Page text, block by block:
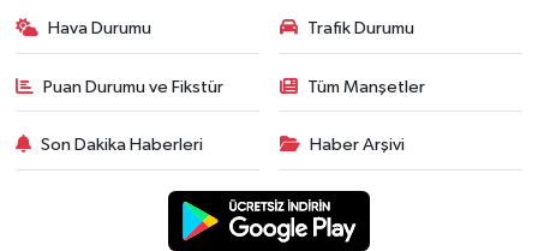
Hava Durumu Trafik Durumu
Puan Durumu ve Fikstür Tüm Manşetler
Son Dakika Haberleri Haber Arşivi